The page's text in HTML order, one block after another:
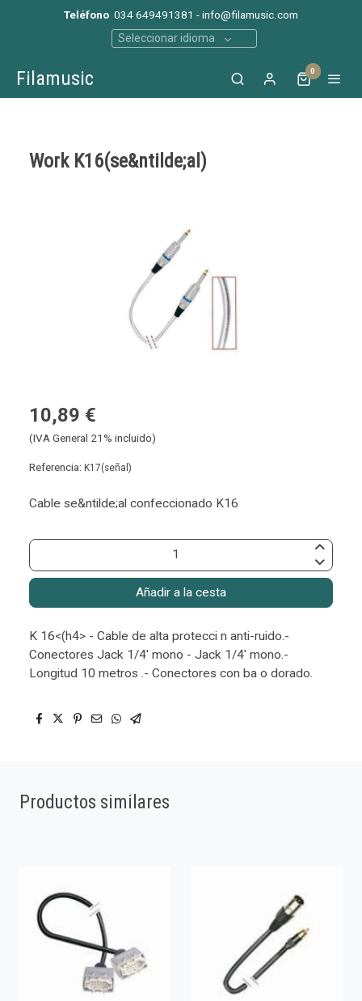
Teléfono 034 649491381 - info@filamusic.com
Seleccionar idioma
Filamusic 0
Work K16(se&ntilde;al)
10,89 €
(IVA General 21% incluido)
Referencia: K17(señal)
Cable se&ntilde;al confeccionado K16
Añadir a la cesta
K 16<(h4> - Cable de alta protecci n anti-ruido.-
Conectores Jack 1/4' mono - Jack 1/4' mono.-
Longitud 10 metros .- Conectores con ba o dorado.
Productos similares